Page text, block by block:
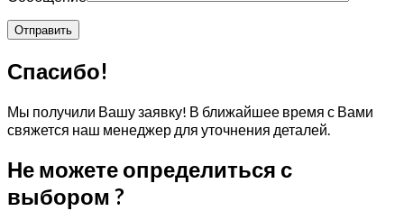
Спасибо!
Мы получили Вашу заявку! В ближайшее время с Вами
свяжется наш менеджер для уточнения деталей.
Не можете определиться с
выбором ?